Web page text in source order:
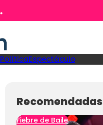
PolíticaEspectáculo
Recomendadas
Fiebre de Baile